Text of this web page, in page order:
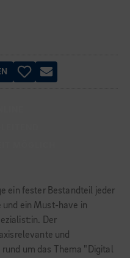
ein fester Bestandteil jeder
ein Must-have in
Der
und
um das Thema "Digital